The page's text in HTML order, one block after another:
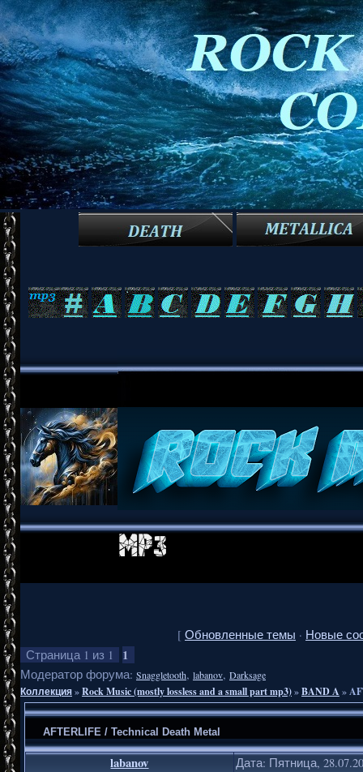
[ Обновленные темы · Новые
Страница 1 из 1 1
Модератор форума: Snaggletooth, labanov, Darksage
Коллекция»Rock Music (mostly lossless and a small part mp3)»BAND A »
AFTERLIFE / Technical Death Metal
labanov Дата: Пятница,